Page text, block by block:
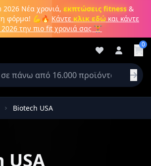
περιεχόμενο
2026Νέα χρονιά, εκπτώσεις fitness&
φόρμα! 💪🔥 Κάντε κλικ εδώ και κάντε
2026 την πιο fit χρονιά σας 🏋️
0
Aμινοξέα
Biotech USA
USA